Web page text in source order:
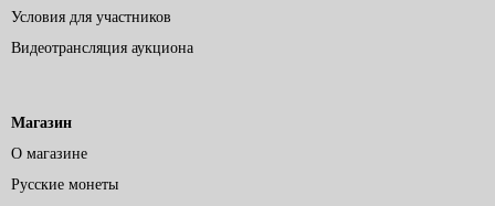
Условия для участников
Видеотрансляция аукциона
Магазин
О магазине
Русские монеты